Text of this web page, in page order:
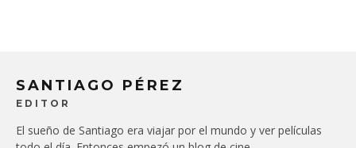
SANTIAGO PÉREZ
EDITOR
El sueño de Santiago era viajar por el mundo y ver películas